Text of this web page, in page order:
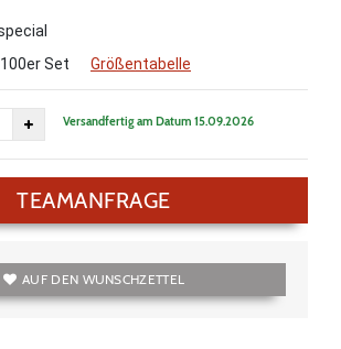
100er Set Größentabelle
Versandfertig am Datum 15.09.2026
TEAMANFRAGE
AUF DEN WUNSCHZETTEL